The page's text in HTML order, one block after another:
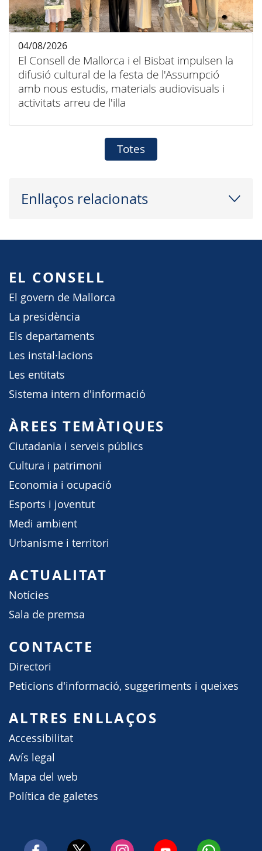
El Consell de Mallorca i el Bisbat impulsen la
difusió cultural de la festa de l'Assumpció
amb nous estudis, materials audiovisuals i
activitats arreu de l'illa
04/08/2026
Totes
Enllaços relacionats
EL CONSELL
El govern de Mallorca
La presidència
Els departaments
Les instal·lacions
Les entitats
Sistema intern d'informació
ÀREES TEMÀTIQUES
Ciutadania i serveis públics
Cultura i patrimoni
Economia i ocupació
Esports i joventut
Medi ambient
Urbanisme i territori
ACTUALITAT
Notícies
Sala de premsa
CONTACTE
Directori
Peticions d'informació, suggeriments i queixes
ALTRES ENLLAÇOS
Accessibilitat
Avís legal
Mapa del web
Política de galetes